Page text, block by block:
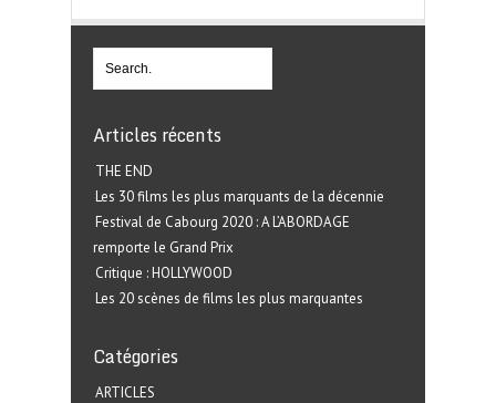
Articles récents
THE END
Les 30 films les plus marquants de la décennie
Festival de Cabourg 2020 : A L’ABORDAGE
remporte le Grand Prix
Critique : HOLLYWOOD
Les 20 scènes de films les plus marquantes
Catégories
ARTICLES